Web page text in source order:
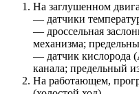
На заглушенном
— датчики
— дроссельная
механизма;
— датчик
канала; предельный
На работающем,